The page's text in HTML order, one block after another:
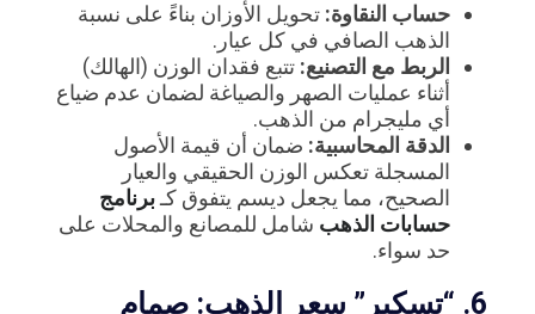
حساب النقاوة:تحويل الأوزان بناءً على نسبة
الذهب الصافي في كل عيار.
الربط مع التصنيع:تتبع فقدان الوزن (الهالك)
أثناء عمليات الصهر والصياغة لضمان عدم ضياع
أي مليجرام من الذهب.
الدقة المحاسبية:ضمان أن قيمة الأصول
المسجلة تعكس الوزن الحقيقي والعيار
الصحيح، مما يجعل ديسم يتفوق كـ برنامج
حسابات الذهبشامل للمصانع والمحلات على
حد سواء.
6. “تسكير” سعر الذهب: صمام